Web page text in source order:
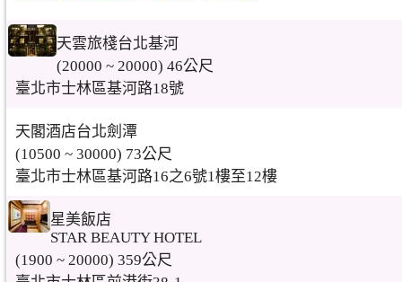
天雲旅棧台北基河
(20000 ~ 20000) 46公尺
臺北市士林區基河路18號
天閣酒店台北劍潭
(10500 ~ 30000) 73公尺
臺北市士林區基河路16之6號1樓至12樓
星美飯店
STAR BEAUTY HOTEL
(1900 ~ 20000) 359公尺